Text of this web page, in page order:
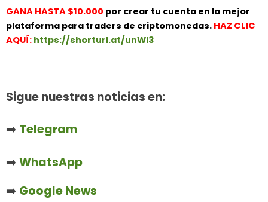
GANA HASTA $10.000 por crear tu cuenta en la mejor
plataforma para traders de criptomonedas. HAZ CLIC
AQUÍ: https://shorturl.at/unWl3
Sigue nuestras noticias en:
➡️ Telegram
➡️WhatsApp
➡️ Google News